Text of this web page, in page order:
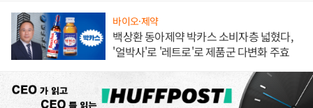
바이오·제약
백상환 동아제약 박카스 소비자층 넓혔다,
'얼박사'로 '레트로'로 제품군 다변화 주효